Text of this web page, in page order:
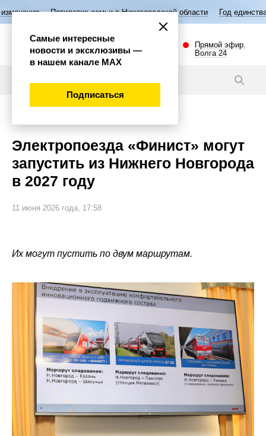
семьи в Нижегородской области Год единства народов России
Прямой эфир.
Волга 24
Электропоезда «Финист» могут
запустить из Нижнего Новгорода
в 2027 году
11 июня 2026 года, 17:58
Их могут пустить по двум маршрутам.
Самые интересные
новости и эксклюзивы —
в нашем канале МАХ
Подписаться